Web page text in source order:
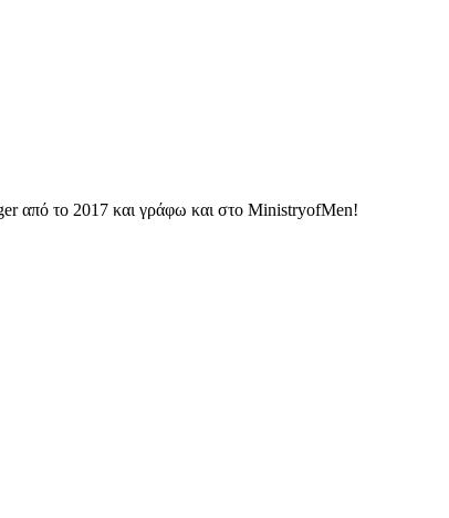
από το 2017 και γράφω και στο MinistryofMen!